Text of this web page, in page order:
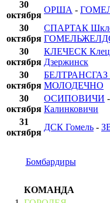
30
октября
ОРША -
30
октября
СПАРТАК
30
октября
КЛЕЧЕСК
Дзержинск
30
октября
БЕЛТРАНСГАЗ
МОЛОДЕЧНО
30
октября
ОСИПОВИЧИ -
Калинковичи
31
октября
ДСК Гомель -
Бомбардиры
КОМАНДА